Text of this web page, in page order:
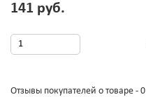
141 руб.
Отзывы покупателей о товаре - 0